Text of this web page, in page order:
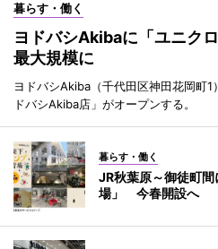
暮らす・働く
ヨドバシAkibaに「ユニク
最大規模に
ヨドバシAkiba（千代田区神田花岡町
ドバシAkiba店」がオープンする。
暮らす・働く
JR秋葉原～御徒町
場」 今春開設へ